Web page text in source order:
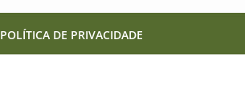
POLÍTICA DE PRIVACIDADE